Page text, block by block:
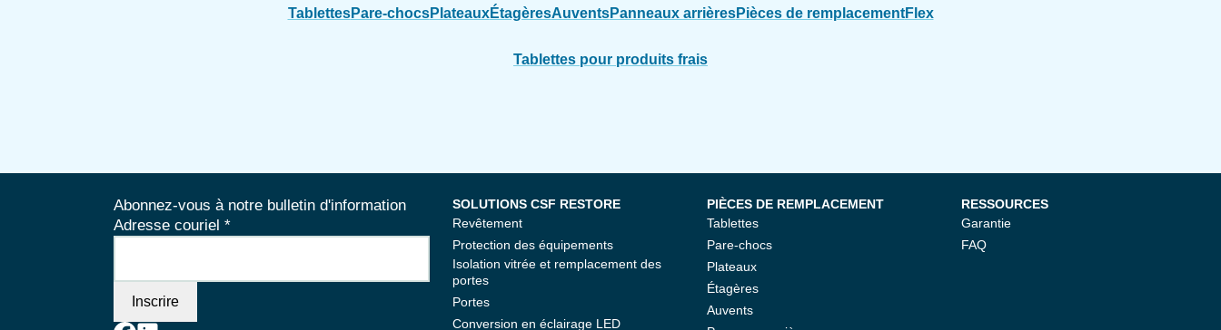
TablettesPare-chocsPlateauxÉtagèresAuventsPanneaux arrièresPièces de remplacementFlex
Tablettes pour produits frais
Abonnez-vous à notre bulletin d'information
Adresse couriel *
SOLUTIONS CSF RESTORE
Revêtement
Protection des équipements
Isolation vitrée et remplacement des
portes
Portes
Conversion en éclairage LED
PIÈCES DE REMPLACEMENT
Tablettes
Pare-chocs
Plateaux
Étagères
Auvents
RESSOURCES
Garantie
FAQ